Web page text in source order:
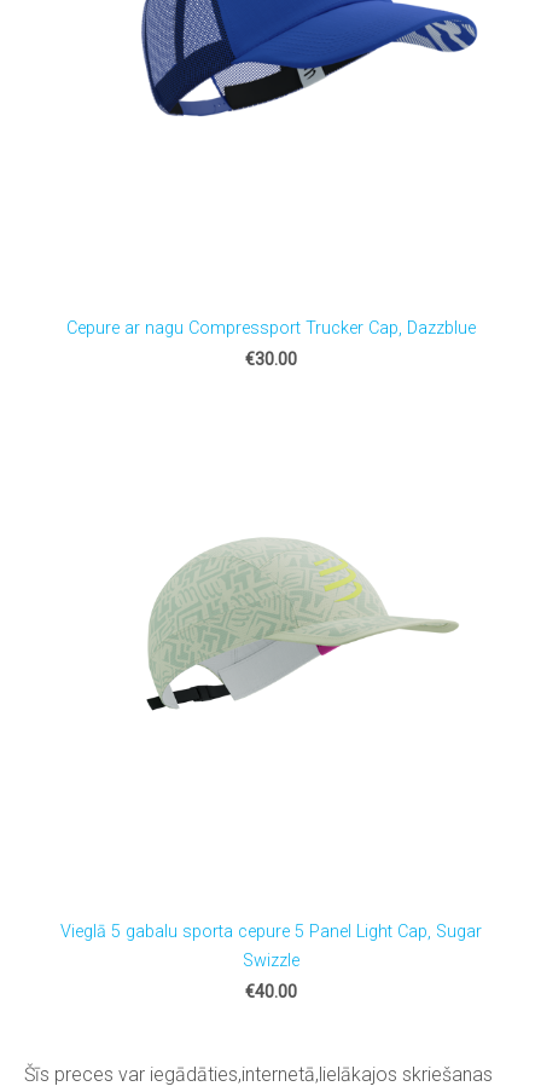
Šīs preces var iegādāties,internetā,lielākajos skriešanas
Cepure ar nagu Compressport Trucker Cap, Dazzblue
€30.00
Vieglā 5 gabalu sporta cepure 5 Panel Light Cap, Sugar
Swizzle
€40.00